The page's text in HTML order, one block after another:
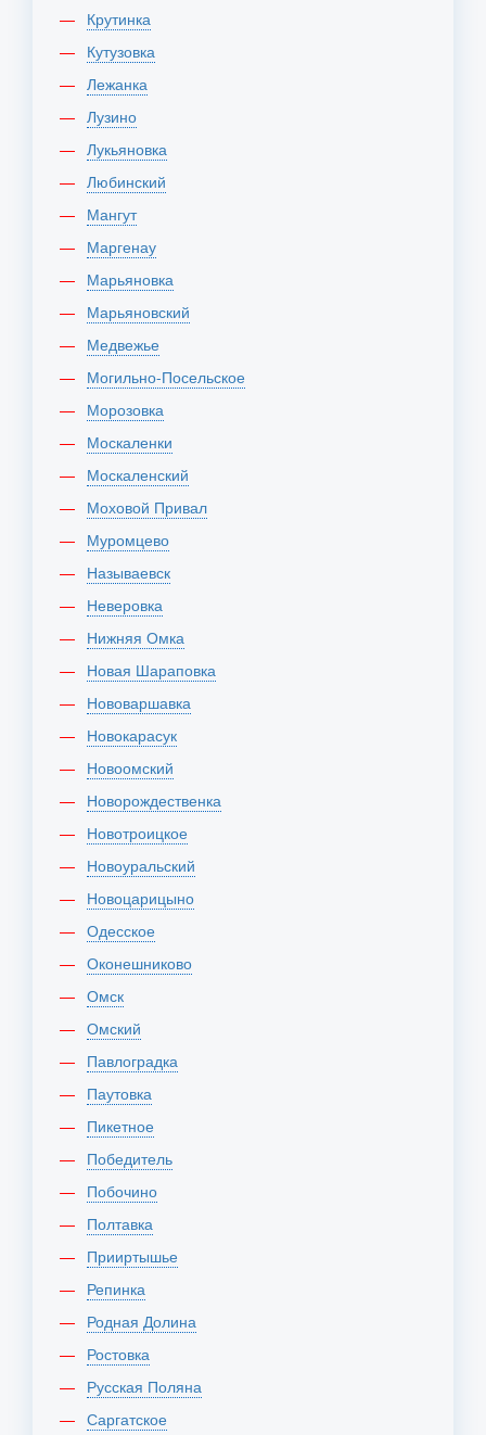
Крутинка
Кутузовка
Лежанка
Лузино
Лукьяновка
Любинский
Мангут
Маргенау
Марьяновка
Марьяновский
Медвежье
Могильно-Посельское
Морозовка
Москаленки
Москаленский
Моховой Привал
Муромцево
Называевск
Неверовка
Нижняя Омка
Новая Шараповка
Нововаршавка
Новокарасук
Новоомский
Новорождественка
Новотроицкое
Новоуральский
Новоцарицыно
Одесское
Оконешниково
Омск
Омский
Павлоградка
Паутовка
Пикетное
Победитель
Побочино
Полтавка
Прииртышье
Репинка
Родная Долина
Ростовка
Русская Поляна
Саргатское